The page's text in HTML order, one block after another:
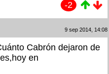
-2
9 sep 2014, 14:08
Cabrón dejaron de
en